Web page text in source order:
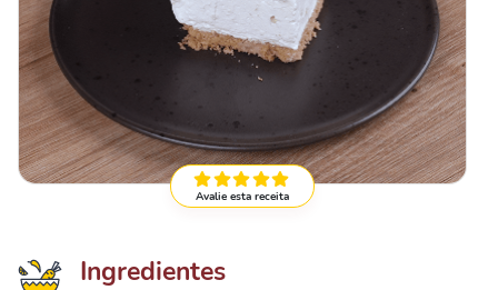
Avalie esta receita
Ingredientes